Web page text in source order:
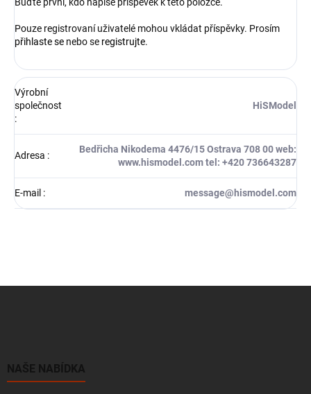
Pouze registrovaní uživatelé mohou vkládat příspěvky. Prosím
přihlaste se nebo se registrujte.
Výrobní
společnost
:
HiSModel
Adresa :
Bedřicha Nikodema 4476/15 Ostrava 708 00 web:
www.hismodel.com tel: +420 736643287
E-mail : message@hismodel.com
NAŠE NABÍDKA